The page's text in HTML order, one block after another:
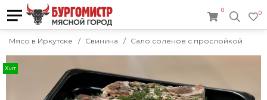
0 0
Мясо в Иркутске Свинина Сало соленое с прослойкой
Хит